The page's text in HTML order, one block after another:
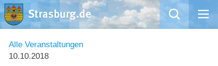
Mängelmeldung
Alle Veranstaltungen
10.10.2018